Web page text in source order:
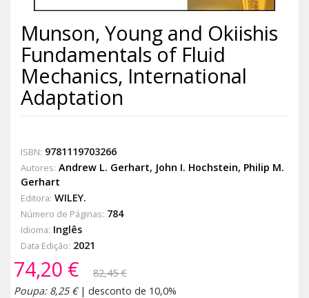
Munson, Young and Okiishis
Fundamentals of Fluid
Mechanics, International
Adaptation
ISBN: 9781119703266
Autores: Andrew L. Gerhart, John I. Hochstein, Philip M.
Gerhart
Editora: WILEY.
Número de Páginas: 784
Idioma: Inglês
Data Edição: 2021
74,20 €
82,45 €
Poupa: 8,25 €| desconto de 10,0%